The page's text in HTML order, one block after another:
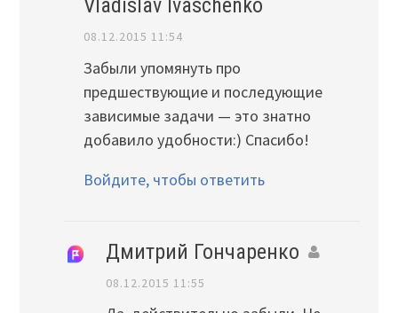
Vladislav Ivaschenko
08.12.2015 11:54
Забыли упомянуть про
предшествующие и последующие
зависимые задачи — это знатно
добавило удобности:) Спасибо!
Войдите, чтобы ответить
Дмитрий Гончаренко
08.12.2015 11:55